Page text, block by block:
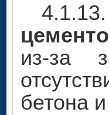
4.1.13.
из-за
бетона и